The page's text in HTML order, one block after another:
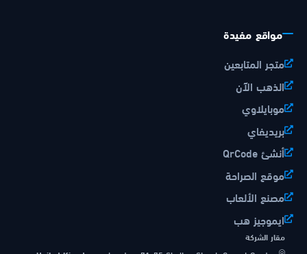
مواقع مفيدة
متجر المتابعين
الذهب الآن
موبايلاوي
بريديفاي
أنشئ QrCode
موقع الصراحة
مصنع الألعاب
ايموجيز هب
مقار الشركة